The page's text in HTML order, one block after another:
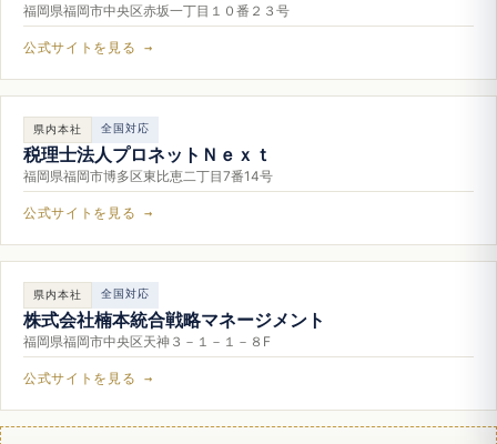
福岡県福岡市中央区赤坂一丁目１０番２３号
公式サイトを見る →
県内本社 全国対応
税理士法人プロネットＮｅｘｔ
福岡県福岡市博多区東比恵二丁目7番14号
公式サイトを見る →
県内本社 全国対応
株式会社楠本統合戦略マネージメント
福岡県福岡市中央区天神３－１－１－８F
公式サイトを見る →